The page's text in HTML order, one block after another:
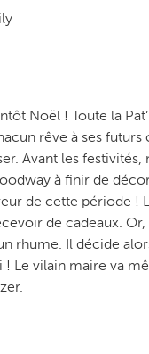
Noël ! Toute la
rêve à ses futurs
Avant les festivités,
à finir de
de cette période !
de cadeaux.
rhume. Il décide
Le vilain maire va